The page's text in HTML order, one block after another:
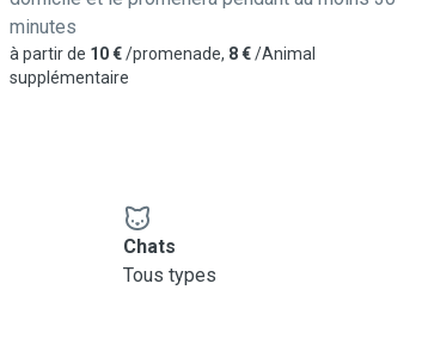
minutes
à partir de 10 €/promenade, 8 €/Animal
supplémentaire
Chats
Tous types